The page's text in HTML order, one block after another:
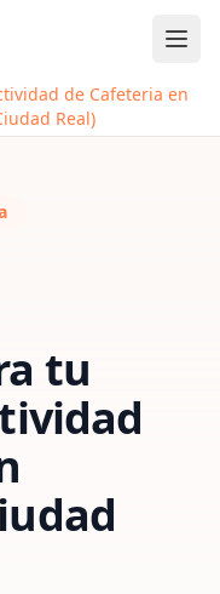
de Cafeteria en
Real)
tu